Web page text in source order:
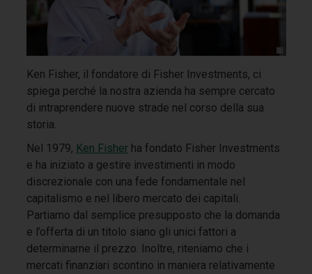
Ken Fisher, il fondatore di Fisher Investments, ci
spiega perché la nostra azienda ha sempre cercato
di intraprendere nuove strade nel corso della sua
storia.
Nel 1979, Ken Fisherha fondato Fisher Investments
e ha iniziato a gestire investimenti in modo
discrezionale con una fede fondamentale nel
capitalismo e nel libero mercato dei capitali.
Partiamo dal semplice presupposto che la domanda
e l’offerta di un titolo siano gli unici fattori a
determinarne il prezzo. Inoltre, riteniamo che i
mercati finanziari scontino in maniera relativamente